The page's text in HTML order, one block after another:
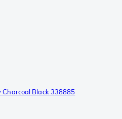
Charcoal Black 338885